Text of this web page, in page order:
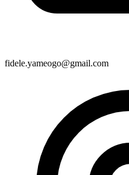
fidele.yameogo@gmail.com